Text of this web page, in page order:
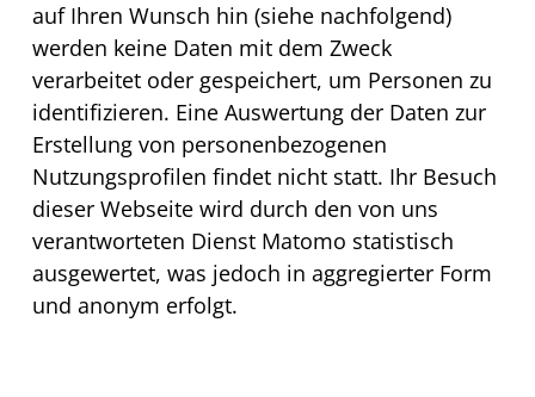
auf Ihren Wunsch hin (siehe nachfolgend)
werden keine Daten mit dem Zweck
verarbeitet oder gespeichert, um Personen zu
identifizieren. Eine Auswertung der Daten zur
Erstellung von personenbezogenen
Nutzungsprofilen findet nicht statt. Ihr Besuch
dieser Webseite wird durch den von uns
verantworteten Dienst Matomo statistisch
ausgewertet, was jedoch in aggregierter Form
und anonym erfolgt.